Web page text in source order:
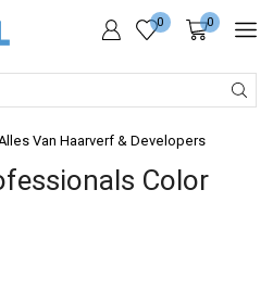
0 0
Van Haarverf & Developers
Color